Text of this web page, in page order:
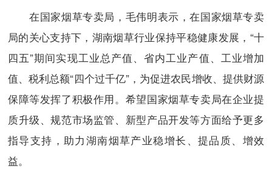
在国家烟草专卖局，毛伟明表示，在国家烟草专卖
局的关心支持下，湖南烟草行业保持平稳健康发展，“十
四五”期间实现工业总产值、省内工业产值、工业增加
值、税利总额“四个过千亿”，为促进农民增收、提供财源
保障等发挥了积极作用。希望国家烟草专卖局在企业提
质升级、规范市场监管、新型产品开发等方面给予更多
指导支持，助力湖南烟草产业稳增长、提品质、增效
益。